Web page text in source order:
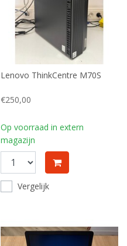
Lenovo ThinkCentre M70S
€250,00
Op voorraad in extern
magazijn
Vergelijk